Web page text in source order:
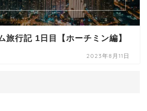
旅行記 1日目【ホーチミン編】
2023年8月11日